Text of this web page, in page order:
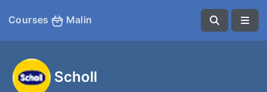
Courses Malin
Scholl